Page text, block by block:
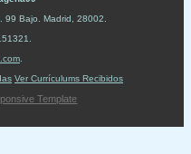
99 Bajo Madrid 28002
Ver Currículums Recibidos
Template